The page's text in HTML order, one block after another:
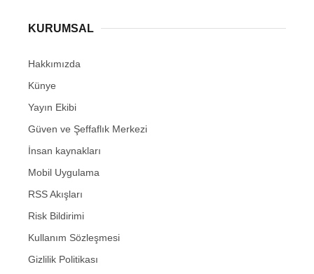
KURUMSAL
Hakkımızda
Künye
Yayın Ekibi
Güven ve Şeffaflık Merkezi
İnsan kaynakları
Mobil Uygulama
RSS Akışları
Risk Bildirimi
Kullanım Sözleşmesi
Gizlilik Politikası